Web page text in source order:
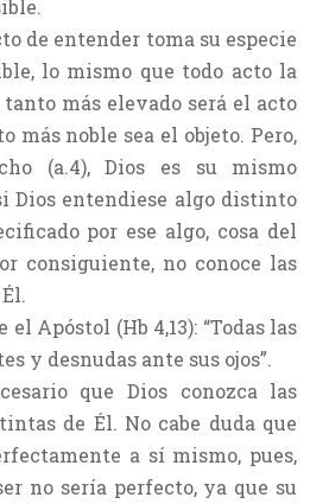
de entender toma su especie
lo mismo que todo acto la
tanto más elevado será el acto
más noble sea el objeto. Pero,
(a.4), Dios es su mismo
Dios entendiese algo distinto
por ese algo, cosa del
consiguiente, no conoce las
Apóstol (Hb 4,13): “Todas las
y desnudas ante sus ojos”.
que Dios conozca las
de Él. No cabe duda que
a sí mismo, pues,
no sería perfecto, ya que su